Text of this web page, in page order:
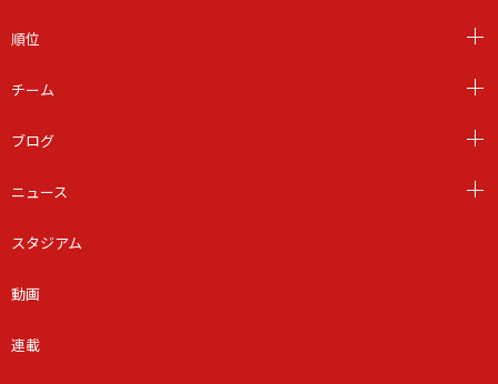
順位
チーム
ブログ
ニュース
スタジアム
動画
連載